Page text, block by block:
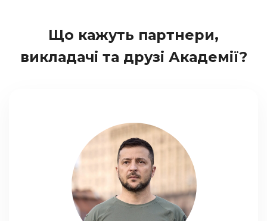
Що кажуть партнери,
викладачі та друзі Академії?